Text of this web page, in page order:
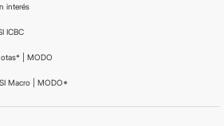
interés
ICBC
| MODO
Macro | MODO*